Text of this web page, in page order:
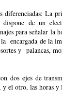
diferenciadas: La
de un
para señalar la
encargada de la
y palancas,
dos ejes de
el otro, las horas